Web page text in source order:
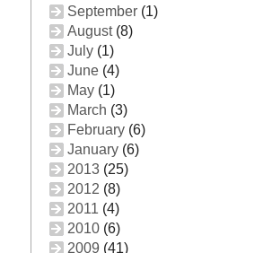
September (1)
August(8)
July (1)
June (4)
May (1)
March (3)
February (6)
January (6)
2013 (25)
2012 (8)
2011 (4)
2010 (6)
2009 (41)